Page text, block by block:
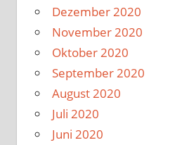
Dezember 2020
November 2020
Oktober 2020
September 2020
August 2020
Juli 2020
Juni 2020